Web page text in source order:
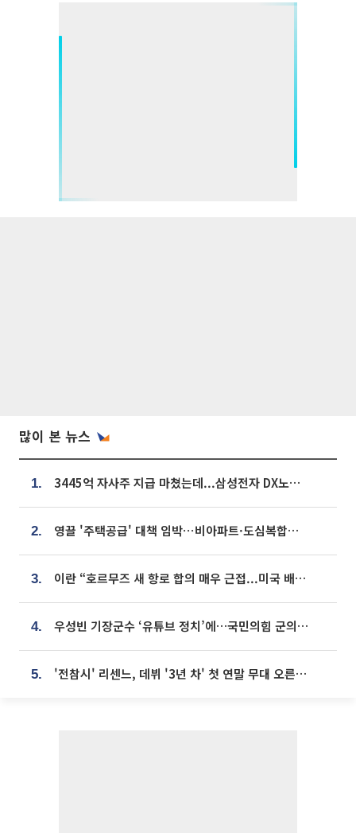
많이 본 뉴스
1. 3445억 자사주 지급 마쳤는데...삼성전자 DX노조, 뒤늦은 '떼쓰기 집회'
2. 영끌 '주택공급' 대책 임박⋯비아파트·도심복합까지 총동원
3. 이란 “호르무즈 새 항로 합의 매우 근접...미국 배상 먼저”
4. 우성빈 기장군수 ‘유튜브 정치’에…국민의힘 군의원들 집단 반발
5. '전참시' 리센느, 데뷔 '3년 차' 첫 연말 무대 오른다⋯"그동안 섭외 안 와"